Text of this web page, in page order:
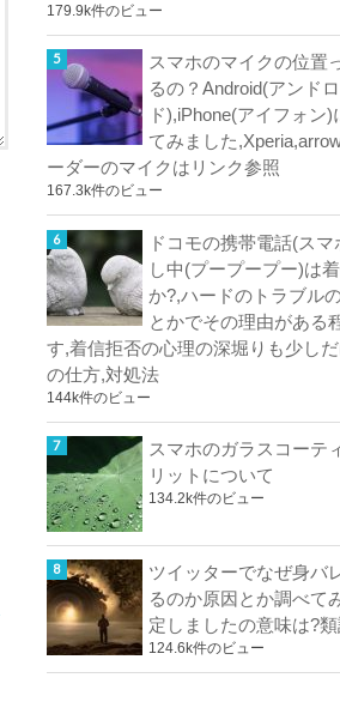
179.9k件のビュー
スマホのマイクの位置
るの？Android(アンド
ド),iPhone(アイフォン
てみました
ーダーのマイクはリンク参照
167.3k件のビュー
ドコモの携帯電話(ス
し中(プープープー)は
か?,ハードのトラブル
とかでその理由がある
す,着信拒否の心理の深堀りも少し
の仕方,対処法
144k件のビュー
スマホのガラスコーテ
リットについて
134.2k件のビュー
ツイッターでなぜ身バ
るのか原因とか調べて
定しましたの意味は?
124.6k件のビュー